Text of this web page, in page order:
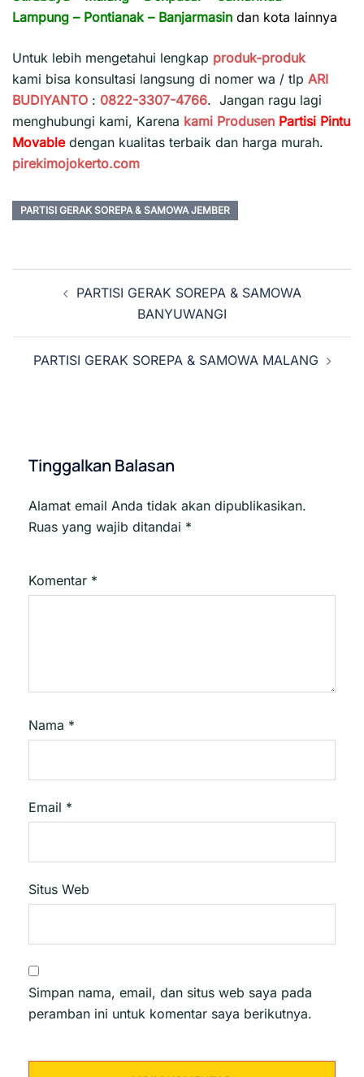
Lampung – Pontianak– Banjarmasin dan kota lainnya
Untuk lebih mengetahui lengkap produk-produk
kami bisa konsultasi langsung di nomer wa / tlp ARI
BUDIYANTO : 0822-3307-4766. Jangan ragu lagi
menghubungi kami, Karena kami Produsen Partisi Pintu
Movable dengan kualitas terbaik dan harga murah.
pirekimojokerto.com
PARTISI GERAK SOREPA & SAMOWA JEMBER
Navigasi
TulisanPARTISI GERAK SOREPA & SAMOWA
BANYUWANGI
PARTISI GERAK SOREPA & SAMOWA MALANG
Tinggalkan Balasan
Alamat email Anda tidak akan dipublikasikan.
Ruas yang wajib ditandai *
Komentar *
Nama *
Email *
Situs Web
Simpan nama, email, dan situs web saya pada
peramban ini untuk komentar saya berikutnya.